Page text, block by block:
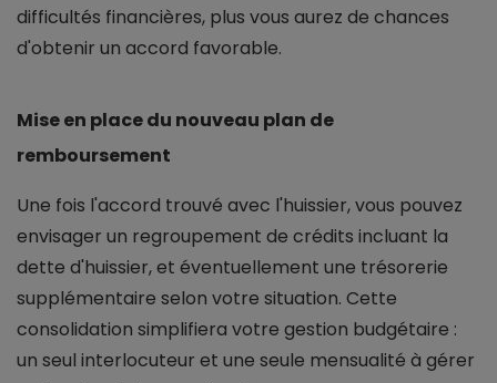
difficultés financières, plus vous aurez de chances
d'obtenir un accord favorable.
Mise en place du nouveau plan de
remboursement
Une fois l'accord trouvé avec l'huissier, vous pouvez
envisager un regroupement de crédits incluant la
dette d'huissier, et éventuellement une trésorerie
supplémentaire selon votre situation. Cette
consolidation simplifiera votre gestion budgétaire :
un seul interlocuteur et une seule mensualité à gérer